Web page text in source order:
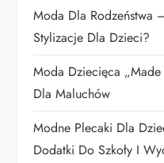
p
i
s
u
Moda Dla Rodzeństwa
Stylizacje Dla Dzieci?
Moda Dziecięca
Dla Maluchów
Modne Plecaki Dla
Dodatki Do Szkoły I